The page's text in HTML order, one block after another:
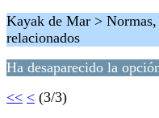
Kayak de Mar >
relacionados
Ha desaparecido la
<< < (3/3)